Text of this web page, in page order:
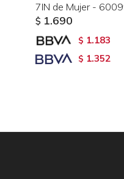
7IN de Mujer -
$ 1.690
$ 1.183
$ 1.352